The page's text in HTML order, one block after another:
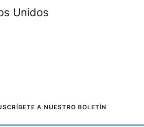
Unidos
A NUESTRO BOLETÍN